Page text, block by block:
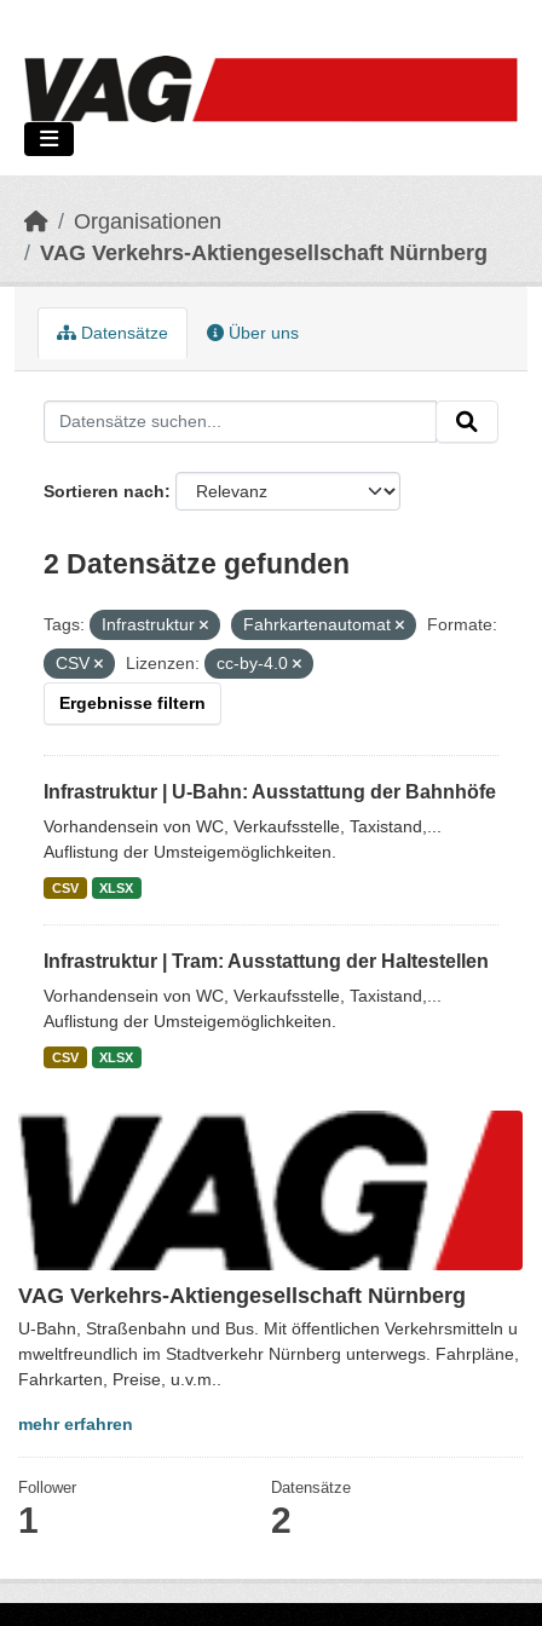
Organisationen
VAG Verkehrs-Aktiengesellschaft Nürnberg
VAG Verkehrs-Aktiengesellschaft Nürnberg
U-Bahn, Straßenbahn und Bus. Mit öffentlichen Verkehrsmitteln u
mweltfreundlich im Stadtverkehr Nürnberg unterwegs. Fahrpläne,
Fahrkarten, Preise, u.v.m..
mehr erfahren
Follower
1
Datensätze
2
Datensätze Über uns
Sortieren nach
2 Datensätze gefunden
Tags: Infrastruktur Fahrkartenautomat
Formate:
CSV
Lizenzen: cc-by-4.0
Ergebnisse filtern
Infrastruktur | U-Bahn: Ausstattung der Bahnhöfe
Vorhandensein von WC, Verkaufsstelle, Taxistand,...
Auflistung der Umsteigemöglichkeiten.
CSV XLSX
Infrastruktur | Tram: Ausstattung der Haltestellen
Vorhandensein von WC, Verkaufsstelle, Taxistand,...
Auflistung der Umsteigemöglichkeiten.
CSV XLSX